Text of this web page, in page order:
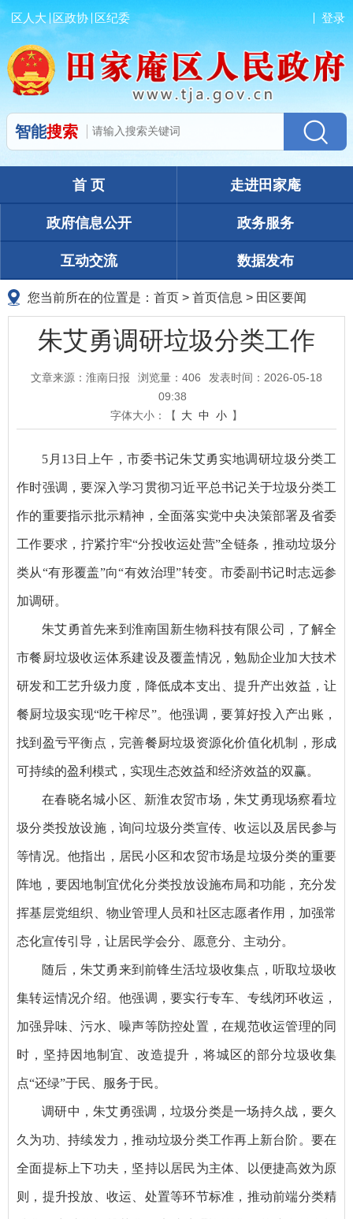
区人大 区政协 区纪委 登录
智能搜索
首 页 走进田家庵
政府信息公开 政务服务
互动交流 数据发布
您当前所在的位置是： 首页 > 首页信息 > 田区要闻
朱艾勇调研垃圾分类工作
文章来源：淮南日报 浏览量： 406
发表时间：2026-05-18
09:38
字体大小：【 大 中 小 】
5月13日上午，市委书记朱艾勇实地调研垃圾分类工
作时强调，要深入学习贯彻习近平总书记关于垃圾分类工
作的重要指示批示精神，全面落实党中央决策部署及省委
工作要求，拧紧拧牢“分投收运处营”全链条，推动垃圾分
类从“有形覆盖”向“有效治理”转变。市委副书记时志远参
加调研。
朱艾勇首先来到淮南国新生物科技有限公司，了解全
市餐厨垃圾收运体系建设及覆盖情况，勉励企业加大技术
研发和工艺升级力度，降低成本支出、提升产出效益，让
餐厨垃圾实现“吃干榨尽”。他强调，要算好投入产出账，
找到盈亏平衡点，完善餐厨垃圾资源化价值化机制，形成
可持续的盈利模式，实现生态效益和经济效益的双赢。
在春晓名城小区、新淮农贸市场，朱艾勇现场察看垃
圾分类投放设施，询问垃圾分类宣传、收运以及居民参与
等情况。他指出，居民小区和农贸市场是垃圾分类的重要
阵地，要因地制宜优化分类投放设施布局和功能，充分发
挥基层党组织、物业管理人员和社区志愿者作用，加强常
态化宣传引导，让居民学会分、愿意分、主动分。
随后，朱艾勇来到前锋生活垃圾收集点，听取垃圾收
集转运情况介绍。他强调，要实行专车、专线闭环收运，
加强异味、污水、噪声等防控处置，在规范收运管理的同
时，坚持因地制宜、改造提升，将城区的部分垃圾收集
点“还绿”于民、服务于民。
调研中，朱艾勇强调，垃圾分类是一场持久战，要久
久为功、持续发力，推动垃圾分类工作再上新台阶。要在
全面提标上下功夫，坚持以居民为主体、以便捷高效为原
则，提升投放、收运、处置等环节标准，推动前端分类精